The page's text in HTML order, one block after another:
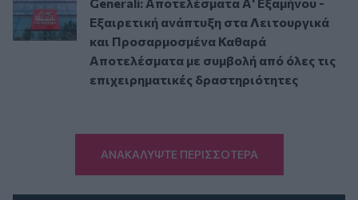
Εξαιρετική ανάπτυξη στα Λειτουργικά
και Προσαρμοσμένα Καθαρά
Αποτελέσματα με συμβολή από όλες τις
επιχειρηματικές δραστηριότητες
ΑΝΑΚΑΛΥΨΤΕ ΠΕΡΙΣΣΟΤΕΡΑ